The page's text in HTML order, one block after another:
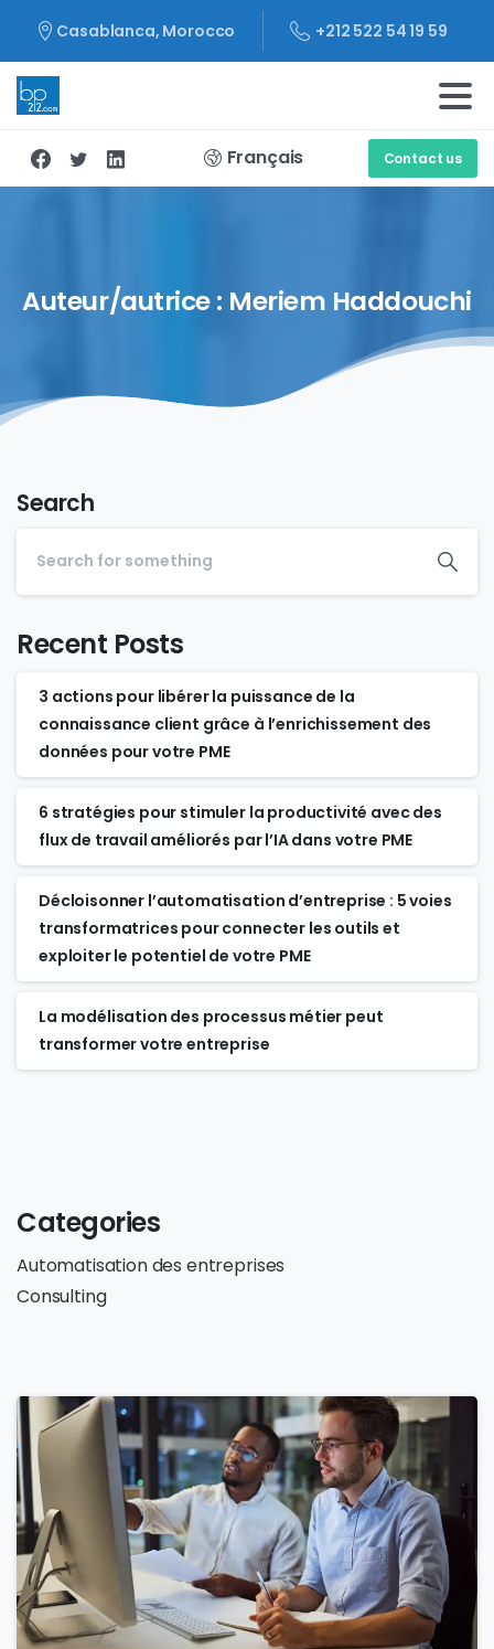
Casablanca, Morocco +212 522 54 19 59
Français Contact us
Auteur/autrice : Meriem Haddouchi
Search
Recent Posts
3 actions pour libérer la puissance de la
connaissance client grâce à l’enrichissement des
données pour votre PME
6 stratégies pour stimuler la productivité avec des
flux de travail améliorés par l’IA dans votre PME
Décloisonner l’automatisation d’entreprise : 5 voies
transformatrices pour connecter les outils et
exploiter le potentiel de votre PME
La modélisation des processus métier peut
transformer votre entreprise
Categories
Automatisation des entreprises
Consulting
0